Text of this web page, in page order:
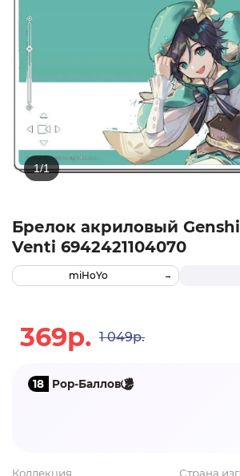
Брелок акриловый
Venti 6942421104070
miHoYo
369р. 1 049р.
18 Pop-Баллов
Коллекция Страна